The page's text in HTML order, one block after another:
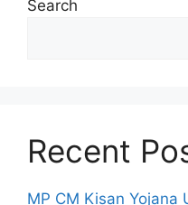
Search
Recent
MP CM Kisan Yojana